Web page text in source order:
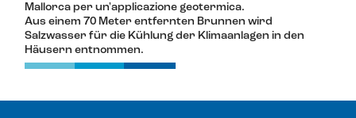
Mallorca per un'applicazione geotermica.
Aus einem 70 Meter entfernten Brunnen wird
Salzwasser für die Kühlung der Klimaanlagen in den
Häusern entnommen.